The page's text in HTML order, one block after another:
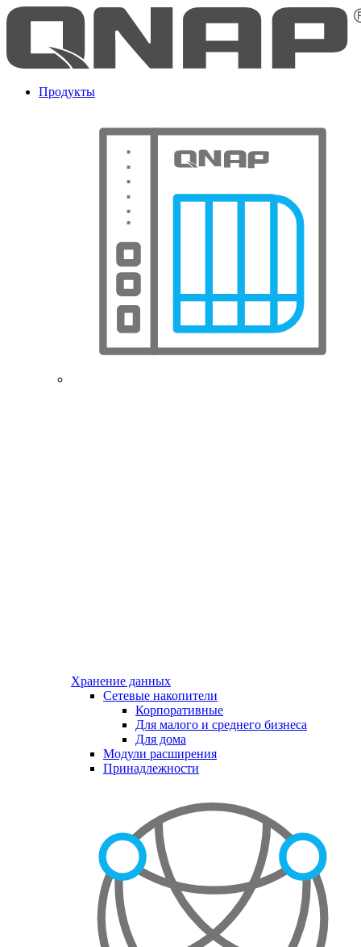
Продукты
Хранение данных
Сетевые накопители
Корпоративные
Для малого и среднего бизнеса
Для дома
Модули расширения
Принадлежности